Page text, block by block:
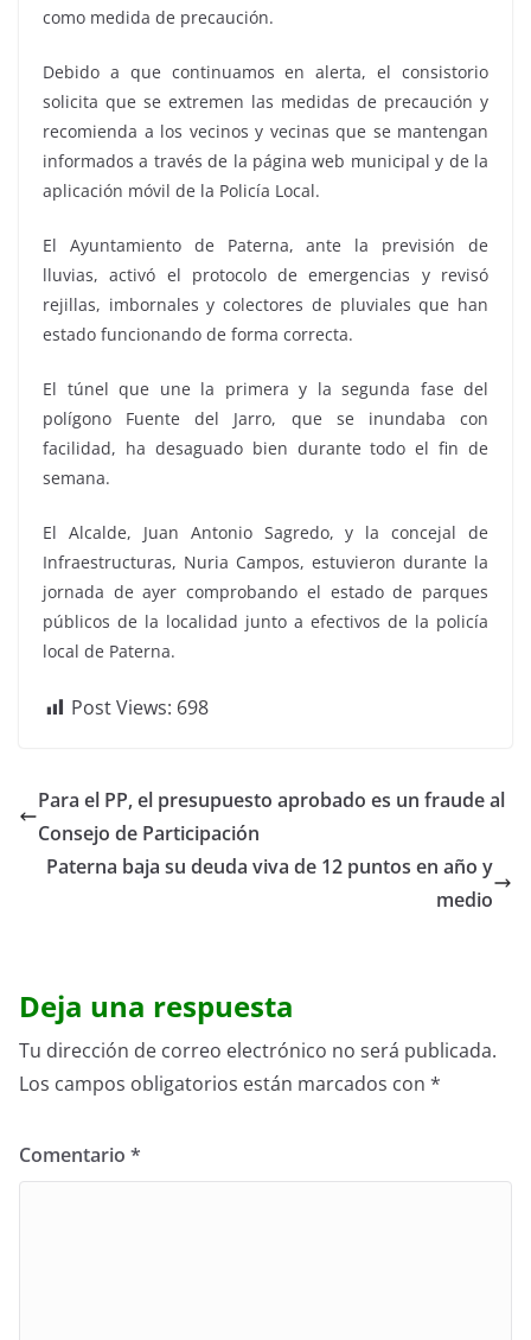
como medida de precaución.
Debido a que continuamos en alerta, el consistorio
solicita que se extremen las medidas de precaución y
recomienda a los vecinos y vecinas que se mantengan
informados a través de la página web municipal y de la
aplicación móvil de la Policía Local.
El Ayuntamiento de Paterna, ante la previsión de
lluvias, activó el protocolo de emergencias y revisó
rejillas, imbornales y colectores de pluviales que han
estado funcionando de forma correcta.
El túnel que une la primera y la segunda fase del
polígono Fuente del Jarro, que se inundaba con
facilidad, ha desaguado bien durante todo el fin de
semana.
El Alcalde, Juan Antonio Sagredo, y la concejal de
Infraestructuras, Nuria Campos, estuvieron durante la
jornada de ayer comprobando el estado de parques
públicos de la localidad junto a efectivos de la policía
local de Paterna.
Post Views: 698
Para el PP, el presupuesto aprobado es un fraude al
Consejo de Participación
Paterna baja su deuda viva de 12 puntos en año y
medio
Deja una respuesta
Tu dirección de correo electrónico no será publicada.
Los campos obligatorios están marcados con *
Comentario *